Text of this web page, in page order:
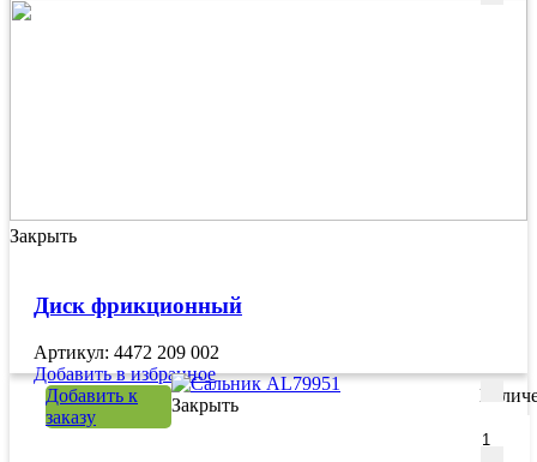
Закрыть
Диск фрикционный
Артикул: 4472 209 002
Добавить в избранное
Добавить к
заказу
Закрыть